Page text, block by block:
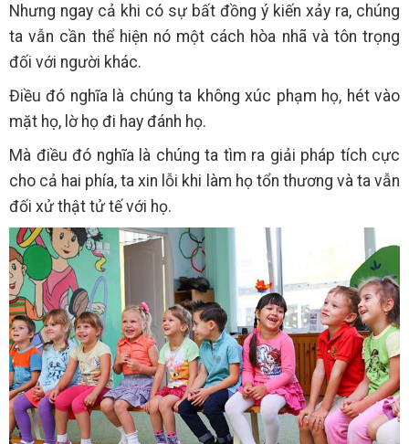
Nhưng ngay cả khi có sự bất đồng ý kiến xảy ra, chúng
ta vẫn cần thể hiện nó một cách hòa nhã và tôn trọng
đối với người khác.
Điều đó nghĩa là chúng ta không xúc phạm họ, hét vào
mặt họ, lờ họ đi hay đánh họ.
Mà điều đó nghĩa là chúng ta tìm ra giải pháp tích cực
cho cả hai phía, ta xin lỗi khi làm họ tổn thương và ta vẫn
đối xử thật tử tế với họ.